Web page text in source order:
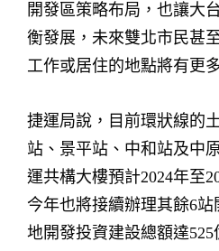
開發區策略布局，也讓大
衡發展，未來雙北市民甚
工作或居住的地點將有更
捷運局說，目前環狀線的
站、景平站、中和站及中
運共構大樓預計2024年至
今年也將接續辦理其餘6
地開發投資建設總額達